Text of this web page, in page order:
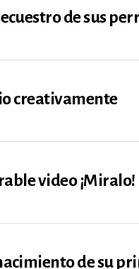
de sus
creativamente
video ¡Miralo!
de su